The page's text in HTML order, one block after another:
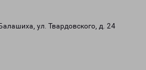
ул. Твардовского, д. 24